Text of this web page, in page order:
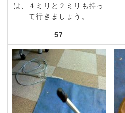
は、４ミリと２ミリも持っ
て行きましょう。
57